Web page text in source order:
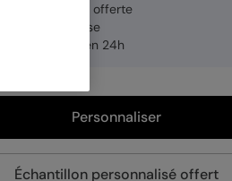
blanche offerte
française
rapide en 24h
Personnaliser
Échantillon personnalisé offert